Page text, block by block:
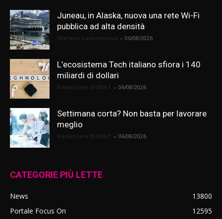
Juneau, in Alaska, nuova una rete Wi-Fi
pubblica ad alta densità
- 06/08/2026
L’ecosistema Tech italiano sfiora i 140
miliardi di dollari
- 06/08/2026
Settimana corta? Non basta per lavorare
meglio
- 06/08/2026
CATEGORIE PIÙ LETTE
News
13800
Portale Focus On
12595